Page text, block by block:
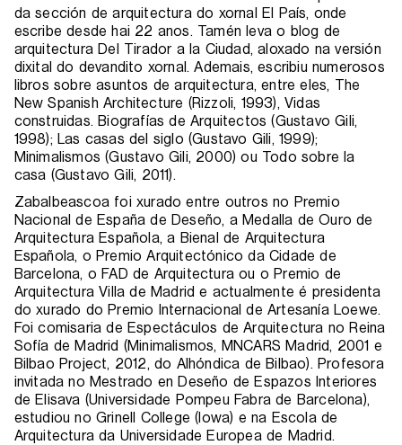
da sección de arquitectura do xornal El País, onde
escribe desde hai 22 anos. Tamén leva o blog de
arquitectura Del Tirador a la Ciudad, aloxado na versión
dixital do devandito xornal. Ademais, escribiu numerosos
libros sobre asuntos de arquitectura, entre eles, The
New Spanish Architecture (Rizzoli, 1993), Vidas
construidas. Biografías de Arquitectos (Gustavo Gili,
1998); Las casas del siglo (Gustavo Gili, 1999);
Minimalismos (Gustavo Gili, 2000) ou Todo sobre la
casa (Gustavo Gili, 2011).
Zabalbeascoa foi xurado entre outros no Premio
Nacional de España de Deseño, a Medalla de Ouro de
Arquitectura Española, a Bienal de Arquitectura
Española, o Premio Arquitectónico da Cidade de
Barcelona, o FAD de Arquitectura ou o Premio de
Arquitectura Villa de Madrid e actualmente é presidenta
do xurado do Premio Internacional de Artesanía Loewe.
Foi comisaria de Espectáculos de Arquitectura no Reina
Sofía de Madrid (Minimalismos, MNCARS Madrid, 2001 e
Bilbao Project, 2012, do Alhóndica de Bilbao). Profesora
invitada no Mestrado en Deseño de Espazos Interiores
de Elisava (Universidade Pompeu Fabra de Barcelona),
estudiou no Grinell College (Iowa) e na Escola de
Arquitectura da Universidade Europea de Madrid.